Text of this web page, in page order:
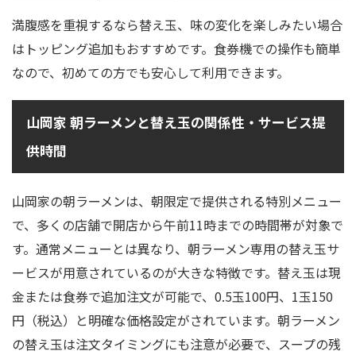
満腹感を重視するなら替え玉、味の変化を楽しみたい場合
はトッピング追加もおすすめです。食券機での操作も簡単
なので、初めての方でも安心して利用できます。
山岡家 朝ラーメンと替え玉の関係性・サービス提
供時間
山岡家の朝ラーメンは、朝限定で提供される特別メニュー
で、多くの店舗で開店から午前11時までの時間帯が対象で
す。通常メニューとは異なり、朝ラーメン専用の替え玉サ
ービスが用意されているのが大きな特徴です。替え玉は現
金または食券で追加注文が可能で、0.5玉100円、1玉150
円（税込）と明確な価格設定がされています。朝ラーメン
の替え玉は注文タイミングにも注意が必要で、スープの残